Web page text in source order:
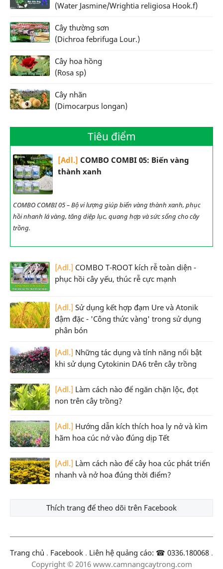
(Water Jasmine/Wrightia religiosa Hook.f)
Cây thường sơn
(Dichroa febrifuga Lour.)
Cây hoa hồng
(Rosa sp)
Cây nhãn
(Dimocarpus longan)
Tiêu điểm
[Adl.] COMBO COMBI 05: Biến vàng
thành xanh
COMBO COMBI 05 – Bộ vi lượng giúp biến vàng thành xanh, phục
hồi nhanh lá vàng, tăng diệp lục, quang hợp và sức sống cho cây
trồng.
[Adl.] COMBO T-ROOT kích rễ toàn diện -
phục hồi cây yếu, thúc rễ cực mạnh
[Adl.] Sử dụng kết hợp đạm Ure và Atonik
đậm đặc - 'Công thức vàng' trong sử dụng
phân bón
[Adl.] Những tác dụng và tính năng nổi bật
khi sử dụng Cytokinin DA6 trên cây trồng
[Adl.] Làm cách nào để ngăn chặn lộc, đọt
non trên cây trồng?
[Adl.] Hướng dẫn kích thích hoa ly nở và kìm
hãm hoa cúc nở vào đúng dịp Tết
[Adl.] Làm cách nào để cây hoa cúc phát triển
nhanh và nở hoa đúng thời điểm?
Thích trang để theo dõi trên Facebook
Trang chủ . Facebook . Liên hệ quảng cáo: ☎ 0336.180068 .
Copyright © 2016 www.camnangcaytrong.com